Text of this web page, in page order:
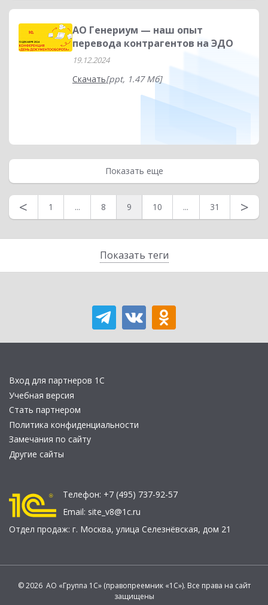
Показать теги
АО Генериум — наш опыт
перевода контрагентов на ЭДО
19.12.2024
Скачать[ppt, 1.47 Мб]
Показать еще
< 1 ... 8 9 10 ... 31 >
Вход для партнеров 1С
Учебная версия
Стать партнером
Политика конфиденциальности
Замечания по сайту
Другие сайты
Телефон: +7 (495) 737-92-57
Email: site_v8@1c.ru
Отдел продаж: г. Москва, улица Селезнёвская, дом 21
© 2026 АО «Группа 1С» (правопреемник «1С»). Все права на сайт
защищены